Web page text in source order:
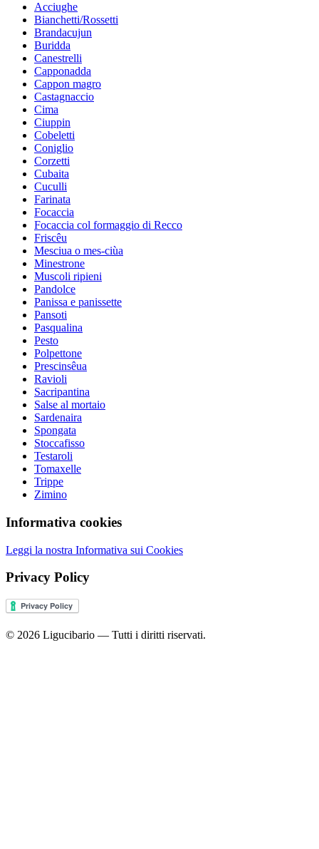
Acciughe
Bianchetti/Rossetti
Brandacujun
Buridda
Canestrelli
Capponadda
Cappon magro
Castagnaccio
Cima
Ciuppin
Cobeletti
Coniglio
Corzetti
Cubaita
Cuculli
Farinata
Focaccia
Focaccia col formaggio di Recco
Friscêu
Mesciua o mes-ciùa
Minestrone
Muscoli ripieni
Pandolce
Panissa e panissette
Pansoti
Pasqualina
Pesto
Polpettone
Prescinsêua
Ravioli
Sacripantina
Salse al mortaio
Sardenaira
Spongata
Stoccafisso
Testaroli
Tomaxelle
Trippe
Zimino
Informativa cookies
Leggi la nostra Informativa sui Cookies
Privacy Policy
© 2026 Ligucibario — Tutti i diritti riservati.